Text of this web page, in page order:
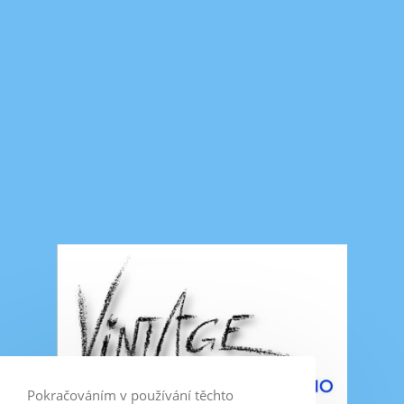
Pokračováním v používání těchto